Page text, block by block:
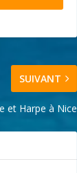
SUIVANT
et Harpe à Nice